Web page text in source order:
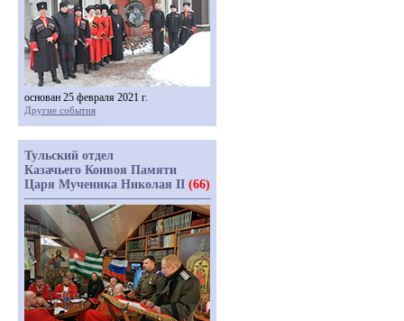
основан 25 февраля 2021 г.
Другие события
Тульский отдел
Казачьего Конвоя Памяти
Царя Мученика Николая II (66)